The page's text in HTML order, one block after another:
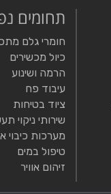
תחומים
חומרי גלם
כיול מכשירים
הרמה ושינוע
עיבוד פח
ציוד בטיחות
שירותי ניקוי
מערכות כיבוי
טיפול במים
זיהום אוויר